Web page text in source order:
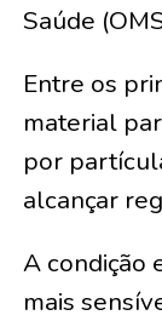
Saúde
Entre os
material
por
alcançar
A condição
mais